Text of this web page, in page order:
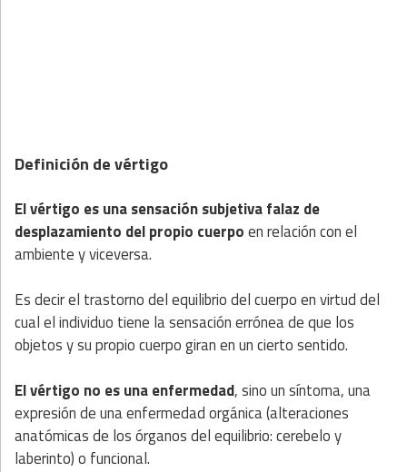
Definición de vértigo
El vértigo es una sensación subjetiva falaz de
desplazamiento del propio cuerpoen relación con el
ambiente y viceversa.
Es decir el trastorno del equilibrio del cuerpo en virtud del
cual el individuo tiene la sensación errónea de que los
objetos y su propio cuerpo giran en un cierto sentido.
El vértigo no es una enfermedad, sino un síntoma, una
expresión de una enfermedad orgánica (alteraciones
anatómicas de los órganos del equilibrio: cerebelo y
laberinto) o funcional.